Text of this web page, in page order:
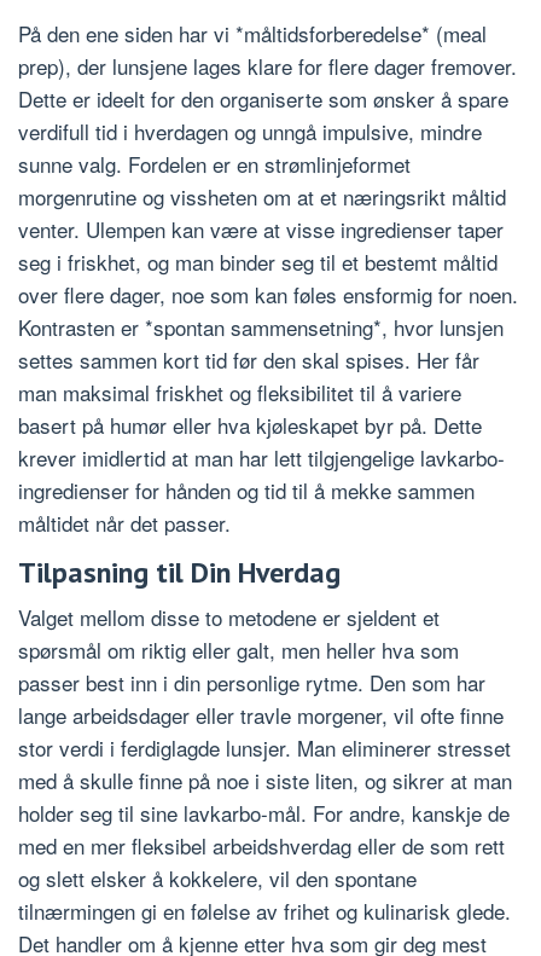
På den ene siden har vi *måltidsforberedelse* (meal
prep), der lunsjene lages klare for flere dager fremover.
Dette er ideelt for den organiserte som ønsker å spare
verdifull tid i hverdagen og unngå impulsive, mindre
sunne valg. Fordelen er en strømlinjeformet
morgenrutine og vissheten om at et næringsrikt måltid
venter. Ulempen kan være at visse ingredienser taper
seg i friskhet, og man binder seg til et bestemt måltid
over flere dager, noe som kan føles ensformig for noen.
Kontrasten er *spontan sammensetning*, hvor lunsjen
settes sammen kort tid før den skal spises. Her får
man maksimal friskhet og fleksibilitet til å variere
basert på humør eller hva kjøleskapet byr på. Dette
krever imidlertid at man har lett tilgjengelige lavkarbo-
ingredienser for hånden og tid til å mekke sammen
måltidet når det passer.
Tilpasning til Din Hverdag
Valget mellom disse to metodene er sjeldent et
spørsmål om riktig eller galt, men heller hva som
passer best inn i din personlige rytme. Den som har
lange arbeidsdager eller travle morgener, vil ofte finne
stor verdi i ferdiglagde lunsjer. Man eliminerer stresset
med å skulle finne på noe i siste liten, og sikrer at man
holder seg til sine lavkarbo-mål. For andre, kanskje de
med en mer fleksibel arbeidshverdag eller de som rett
og slett elsker å kokkelere, vil den spontane
tilnærmingen gi en følelse av frihet og kulinarisk glede.
Det handler om å kjenne etter hva som gir deg mest